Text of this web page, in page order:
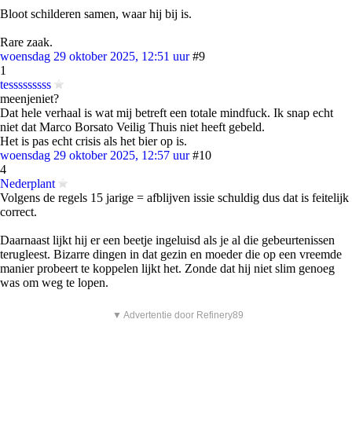
Bloot schilderen samen, waar hij bij is.
Rare zaak.
woensdag 29 oktober 2025, 12:51 uur #9
1
tesssssssss
meenjeniet?
Dat hele verhaal is wat mij betreft een totale mindfuck. Ik snap echt
niet dat Marco Borsato Veilig Thuis niet heeft gebeld.
Het is pas echt crisis als het bier op is.
woensdag 29 oktober 2025, 12:57 uur #10
4
Nederplant
Volgens de regels 15 jarige = afblijven issie schuldig dus dat is feitelijk
correct.
Daarnaast lijkt hij er een beetje ingeluisd als je al die gebeurtenissen
terugleest. Bizarre dingen in dat gezin en moeder die op een vreemde
manier probeert te koppelen lijkt het. Zonde dat hij niet slim genoeg
was om weg te lopen.
▼ Advertentie door Refinery89